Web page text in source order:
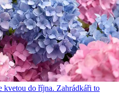
kvetou do října. Zahrádkáři to